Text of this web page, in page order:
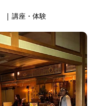
| 講座・体験